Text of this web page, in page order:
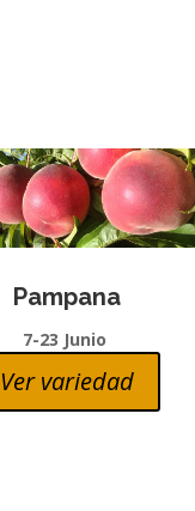
Pampana
7-23 Junio
Ver variedad